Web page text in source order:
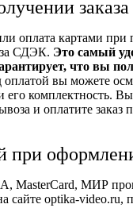
заказа
оплата картами при
СДЭК. Это самый
что вы
оплатой вы можете
его комплектность.
и оплатите заказ
при
MasterCard, МИР
сайте optika-video.ru,